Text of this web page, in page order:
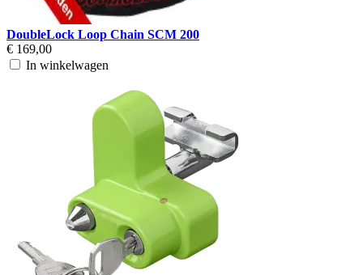
DoubleLock Loop Chain SCM 200
€ 169,00
In winkelwagen